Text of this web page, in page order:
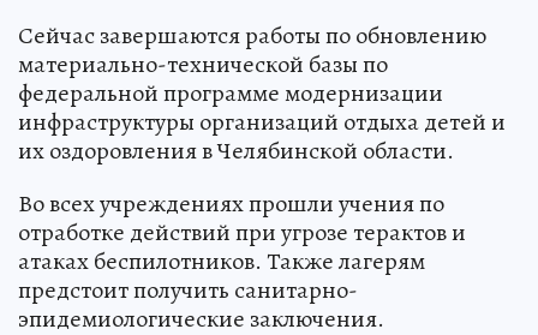
Сейчас завершаются работы по обновлению
материально-технической базы по
федеральной программе модернизации
инфраструктуры организаций отдыха детей и
их оздоровления в Челябинской области.
Во всех учреждениях прошли учения по
отработке действий при угрозе терактов и
атаках беспилотников. Также лагерям
предстоит получить санитарно-
эпидемиологические заключения.